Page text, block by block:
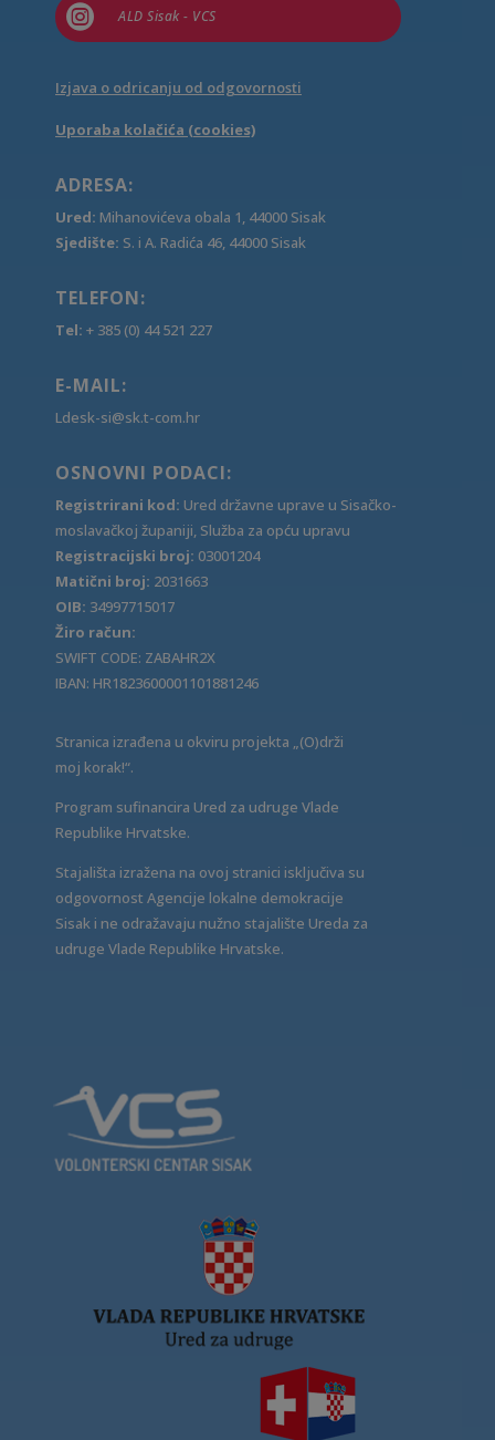
 ALD Sisak - VCS
Izjava o odricanju od odgovornosti
Uporaba kolačića (cookies)
ADRESA:
Ured: Mihanovićeva obala 1, 44000 Sisak
Sjedište: S. i A. Radića 46, 44000 Sisak
TELEFON:
Tel: + 385 (0) 44 521 227
E-MAIL:
Ldesk-si@sk.t-com.hr
OSNOVNI PODACI:
Registrirani kod: Ured državne uprave u Sisačko-
moslavačkoj županiji, Služba za opću upravu
Registracijski broj: 03001204
Matični broj: 2031663
OIB: 34997715017
Žiro račun:
SWIFT CODE: ZABAHR2X
IBAN: HR1823600001101881246
Stranica izrađena u okviru projekta „(O)drži
moj korak!“.
Program sufinancira Ured za udruge Vlade
Republike Hrvatske.
Stajališta izražena na ovoj stranici isključiva su
odgovornost Agencije lokalne demokracije
Sisak i ne odražavaju nužno stajalište Ureda za
udruge Vlade Republike Hrvatske.